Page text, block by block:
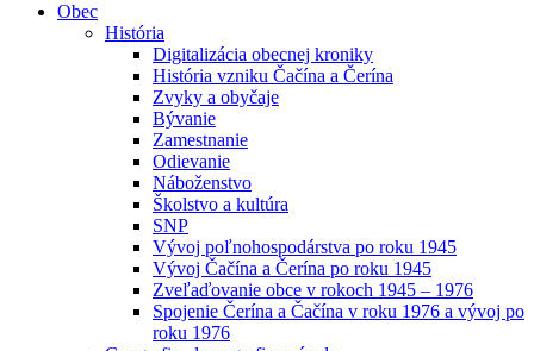
Obec
História
Digitalizácia obecnej kroniky
História vzniku Čačína a Čerína
Zvyky a obyčaje
Bývanie
Zamestnanie
Odievanie
Náboženstvo
Školstvo a kultúra
SNP
Vývoj poľnohospodárstva po roku 1945
Vývoj Čačína a Čerína po roku 1945
Zveľaďovanie obce v rokoch 1945 – 1976
Spojenie Čerína a Čačína v roku 1976 a vývoj po
roku 1976